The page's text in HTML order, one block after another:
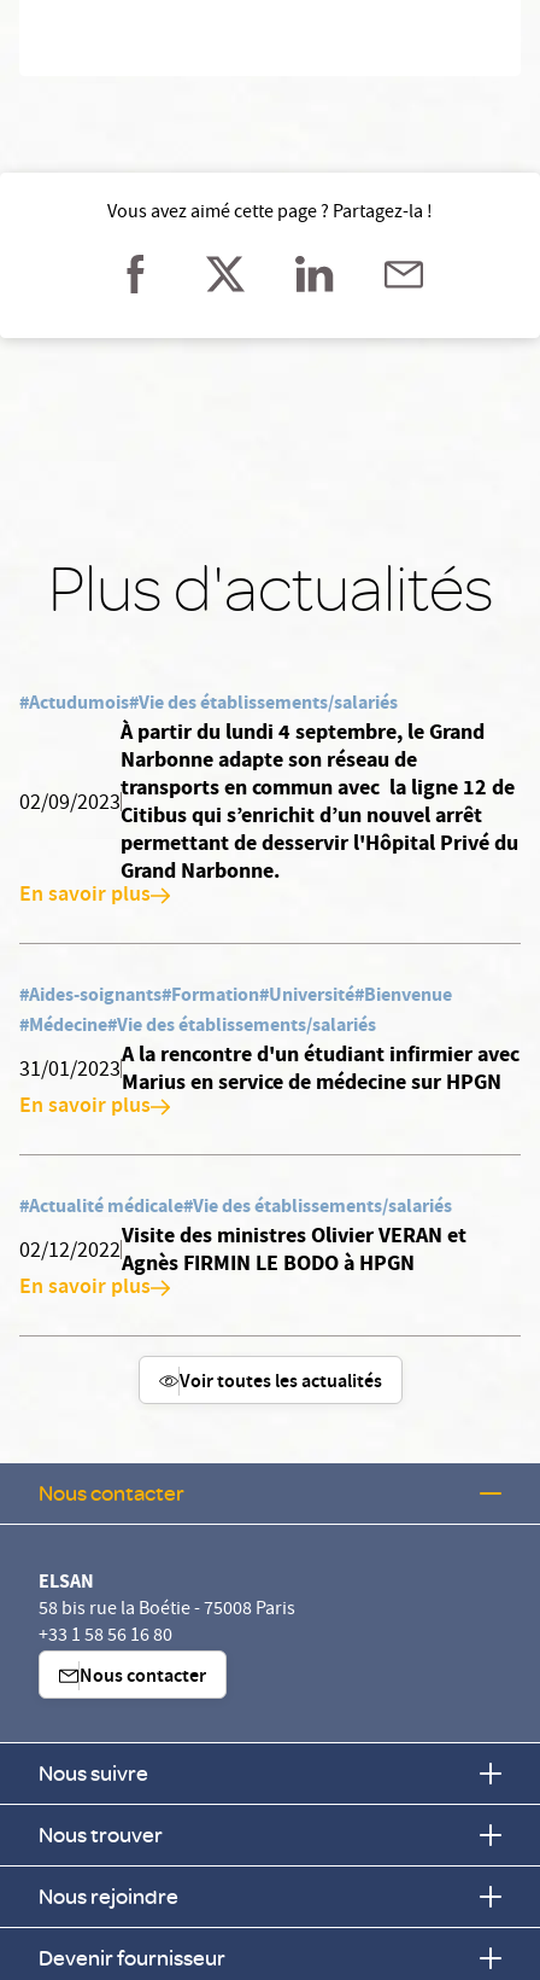
Vous avez aimé cette page ? Partagez-la !
Plus d'actualités
#Actudumois#Vie des établissements/salariés
02/09/2023
À partir du lundi 4 septembre, le Grand
Narbonne adapte son réseau de
transports en commun avec la ligne 12 de
Citibus qui s’enrichit d’un nouvel arrêt
permettant de desservir l'Hôpital Privé du
Grand Narbonne.
En savoir plus
#Aides-soignants#Formation#Université#Bienvenue
#Médecine#Vie des établissements/salariés
31/01/2023
A la rencontre d'un étudiant infirmier avec
Marius en service de médecine sur HPGN
En savoir plus
#Actualité médicale#Vie des établissements/salariés
02/12/2022
Visite des ministres Olivier VERAN et
Agnès FIRMIN LE BODO à HPGN
En savoir plus
Voir toutes les actualités
Nous contacter
ELSAN
58 bis rue la Boétie - 75008 Paris
+33 1 58 56 16 80
Nous contacter
Nous suivre
Nous trouver
Nous rejoindre
Devenir fournisseur